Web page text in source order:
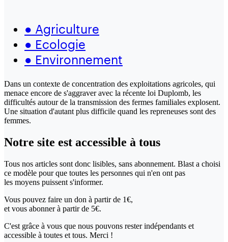
● Agriculture
● Ecologie
● Environnement
Dans un contexte de concentration des exploitations agricoles, qui
menace encore de s'aggraver avec la récente loi Duplomb, les
difficultés autour de la transmission des fermes familiales explosent.
Une situation d'autant plus difficile quand les repreneuses sont des
femmes.
Notre site est accessible à tous
Tous nos articles sont donc lisibles, sans abonnement. Blast a choisi
ce modèle pour que toutes les personnes qui n'en ont pas
les moyens puissent s'informer.
Vous pouvez faire un don à partir de 1€,
et vous abonner à partir de 5€.
C'est grâce à vous que nous pouvons rester indépendants et
accessible à toutes et tous. Merci !